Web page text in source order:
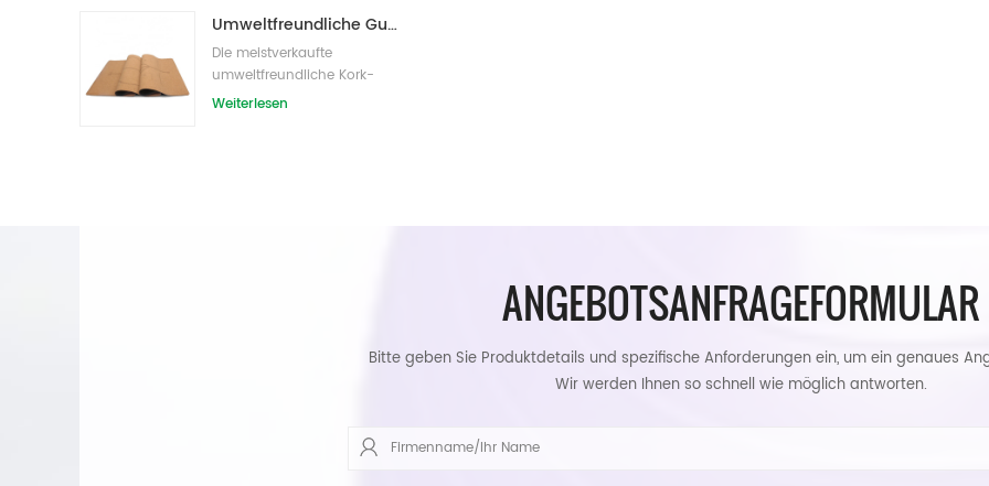
Umweltfreundliche Gummi-/Fitness-/kundenspezifische Kork-Yogamatte/Kork-Übungsmatten
Die meistverkaufte
umweltfreundliche Kork-
Yogamatte von Amazon
Weiterlesen
ANGEBOTSANFRAGEFORMULAR
Bitte geben Sie Produktdetails und spezifische Anforderungen ein, um ein genaues
Wir werden Ihnen so schnell wie möglich antworten.